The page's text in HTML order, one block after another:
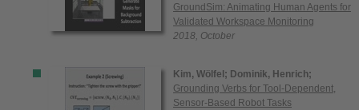
GroundSim: Animating Human Agents for
Validated Workspace Monitoring
2018, October
Kim, Wölfel; Dominik, Henrich;
Grounding Verbs for Tool-Dependent,
Sensor-Based Robot Tasks